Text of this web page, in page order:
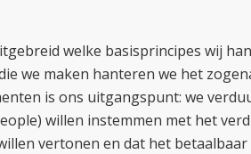
welke basisprincipes wij
we maken hanteren we het
is ons uitgangspunt: we
willen instemmen met het
vertonen en dat het